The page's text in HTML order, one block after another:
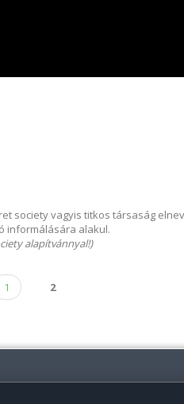
society vagyis titkos társaság
informálására alakul.
alapítvánnyal!)
1 2